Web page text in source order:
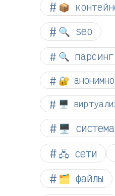
📦
🔍 seo
🔍 парсинг
🔐
🖥️
🖥️ система
🖧 сети
🗂️ файлы